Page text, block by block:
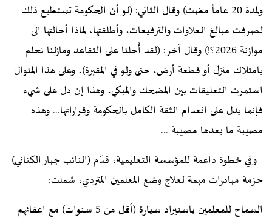
ولمدة 20 عاماً مضت) وقال الثاني: (لو أن الحكومة تستطيع ذلك
لصرفت مبالغ العلاوات والترفيعات، وأطلقتها، لماذا أحالتها الى
موازنة 2026؟!) وقال آخر: (لقد أُحلنا على التقاعد ومازلنا نحلم
بامتلاك منزل أو قطعة أرض، حتى ولو في المقبرة)، وعلى هذا المنوال
استمرت التعليقات بين المضحك والمبكي، وهذا إن دل على شيء
فإنما يدل على انعدام الثقة الكامل بالحكومة وقراراتها... وهذه
مصيبة ما بعدها مصيبة ...
وفي خطوة داعمة للمؤسسة التعليمية، قدّم (النائب جبار الكناني)
حزمة مبادرات مهمة لعلاج وضع المعلمين المتردي، شملت:
السماح للمعلمين باستيراد سيارة (أقل من 5 سنوات) مع اعفائهم